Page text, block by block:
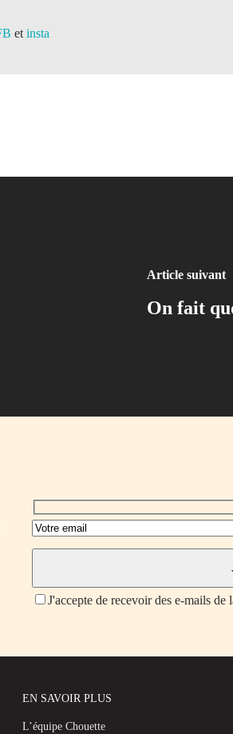
et insta
Article suivant
On fait
J'accepte de recevoir des e-mails de
EN SAVOIR PLUS
L’équipe Chouette